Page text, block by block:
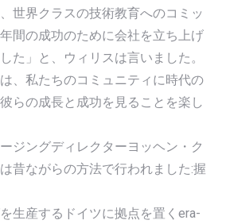
世界クラスの技術教育へのコミッ
間の成功のために会社を立ち上げ
た」と、ウィリスは言いました。
、私たちのコミュニティに時代の
らの成長と成功を見ることを楽し
ジングディレクターヨッヘン・ク
昔ながらの方法で行われました:握
生産するドイツに拠点を置くera-